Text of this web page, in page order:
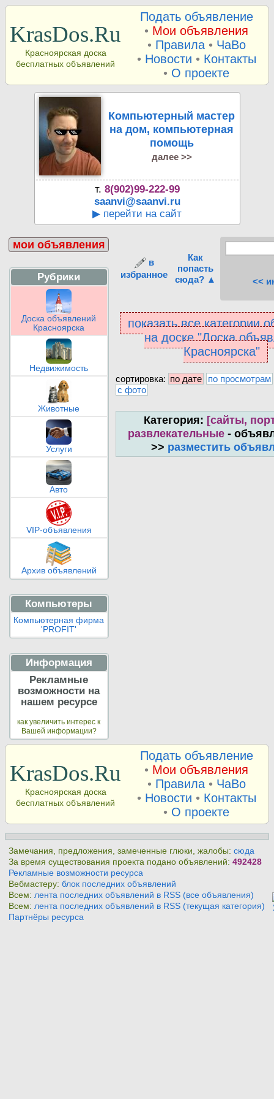
KrasDos.Ru
Красноярская доска
бесплатных объявлений
Подать объявление
• Мои объявления
• Правила• ЧаВо
• Новости • Контакты
• О проекте
Компьютерный мастер
на дом, компьютерная
помощь
далее >>
т. 8(902)99-222-99
saanvi@saanvi.ru
▶ перейти на сайт
мои объявления
Рубрики
Доска объявлений
Красноярска
Недвижимость
Животные
Услуги
Авто
VIP-объявления
Архив объявлений
Компьютеры
Компьютерная фирма
'PROFIT'
Информация
Рекламные
возможности на
нашем ресурсе
как увеличить интерес к
Вашей информации?
в
избранное
Как
попасть
сюда? ▲
<<
показать все категории
на доске "Доска
Красноярска"
сортировка: по дате
по просмотрам
с фото
Категория: [сайты,
развлекательные -
>> разместить
KrasDos.Ru
Красноярская доска
бесплатных объявлений
Подать объявление
• Мои объявления
• Правила• ЧаВо
• Новости • Контакты
• О проекте
Замечания, предложения, замеченные глюки, жалобы:сюда
За время существования проекта подано объявлений:492428
Рекламные возможности ресурса
Вебмастеру:блок последних объявлений
Всем: лента последних объявлений в RSS (все объявления)
Всем: лента последних объявлений в RSS (текущая категория)
Партнёры ресурса